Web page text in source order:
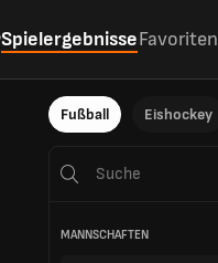
SpielergebnisseFavoriten
Fußball Eishockey
MANNSCHAFTEN